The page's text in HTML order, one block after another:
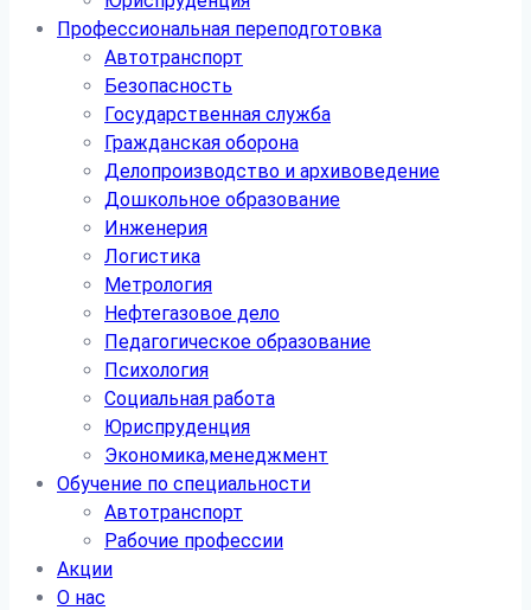
Профессиональная переподготовка
Автотранспорт
Безопасность
Государственная служба
Гражданская оборона
Делопроизводство и архивоведение
Дошкольное образование
Инженерия
Логистика
Метрология
Нефтегазовое дело
Педагогическое образование
Психология
Социальная работа
Юриспруденция
Экономика,менеджмент
Обучение по специальности
Автотранспорт
Рабочие профессии
Акции
О нас